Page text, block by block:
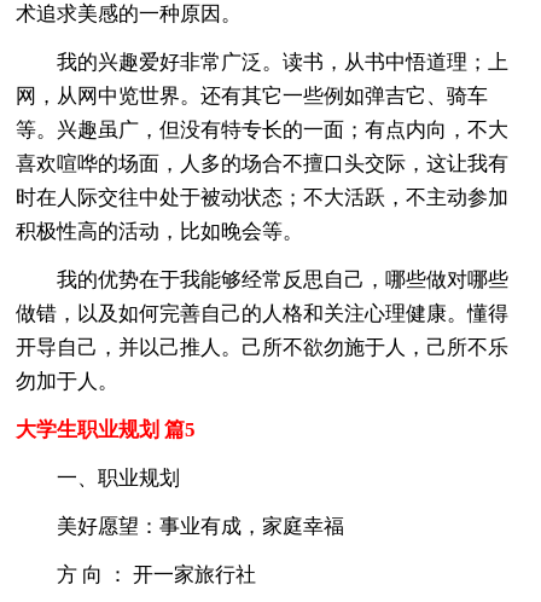
术追求美感的一种原因。
我的兴趣爱好非常广泛。读书，从书中悟道理；上
网，从网中览世界。还有其它一些例如弹吉它、骑车
等。兴趣虽广，但没有特专长的一面；有点内向，不大
喜欢喧哗的场面，人多的场合不擅口头交际，这让我有
时在人际交往中处于被动状态；不大活跃，不主动参加
积极性高的活动，比如晚会等。
我的优势在于我能够经常反思自己，哪些做对哪些
做错，以及如何完善自己的人格和关注心理健康。懂得
开导自己，并以己推人。己所不欲勿施于人，己所不乐
勿加于人。
大学生职业规划 篇5
一、职业规划
美好愿望：事业有成，家庭幸福
方 向 ： 开一家旅行社